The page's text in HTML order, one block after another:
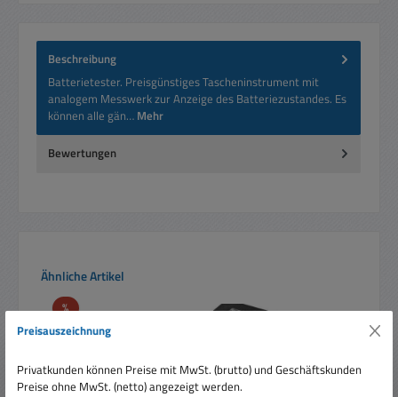
Beschreibung
Batterietester. Preisgünstiges Tascheninstrument mit
analogem Messwerk zur Anzeige des Batteriezustandes. Es
können alle gän… Mehr
Bewertungen
Produktgalerie überspringen
Ähnliche Artikel
%Rabatt
Preisauszeichnung
Privatkunden können Preise mit MwSt. (brutto) und Geschäftskunden
Preise ohne MwSt. (netto) angezeigt werden.